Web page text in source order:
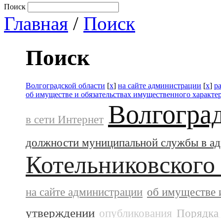
Поиск
Главная / Поиск
Поиск
Волгоградской области [x] на сайте администрации [x]
об имуществе и обязательствах имущественного
в сети Интернет
должности муниципальной службы в
на сайте администрации об имуществе
утверждении опубликования Порядка